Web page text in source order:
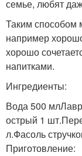
семье, любят
Таким способом
например
хорошо
напитками.
Ингредиенты:
Вода 500
острый 1
л.Фасоль
Приготовление: